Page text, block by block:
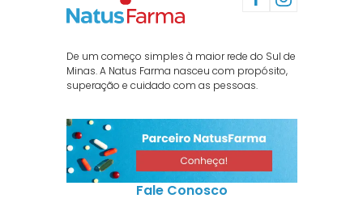
De um começo simples à maior rede do Sul de
Minas. A Natus Farma nasceu com propósito,
superação e cuidado com as pessoas.
Fale Conosco